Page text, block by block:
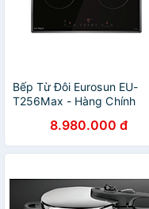
Bếp Từ Đôi Eurosun EU-
T256Max - Hàng Chính
8.980.000 đ